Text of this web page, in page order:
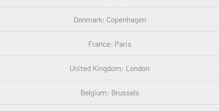
Denmark: Copenhagen
France: Paris
United Kingdom: London
Belgium: Brussels